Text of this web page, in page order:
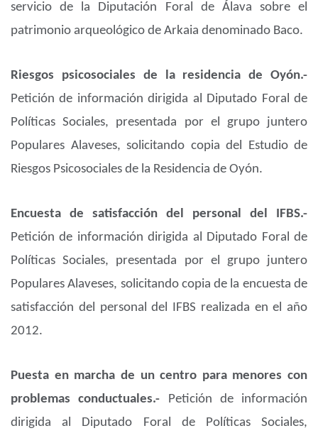
servicio de la Diputación Foral de Álava sobre el
patrimonio arqueológico de Arkaia denominado Baco.
Riesgos psicosociales de la residencia de Oyón.-
Petición de información dirigida al Diputado Foral de
Políticas Sociales, presentada por el grupo juntero
Populares Alaveses, solicitando copia del Estudio de
Riesgos Psicosociales de la Residencia de Oyón.
Encuesta de satisfacción del personal del IFBS.-
Petición de información dirigida al Diputado Foral de
Políticas Sociales, presentada por el grupo juntero
Populares Alaveses, solicitando copia de la encuesta de
satisfacción del personal del IFBS realizada en el año
2012.
Puesta en marcha de un centro para menores con
problemas conductuales.- Petición de información
dirigida al Diputado Foral de Políticas Sociales,